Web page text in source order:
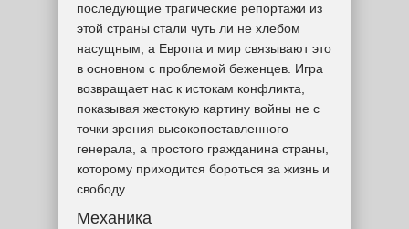
последующие трагические репортажи из
этой страны стали чуть ли не хлебом
насущным, а Европа и мир связывают это
в основном с проблемой беженцев. Игра
возвращает нас к истокам конфликта,
показывая жестокую картину войны не с
точки зрения высокопоставленного
генерала, а простого гражданина страны,
которому приходится бороться за жизнь и
свободу.
Механика